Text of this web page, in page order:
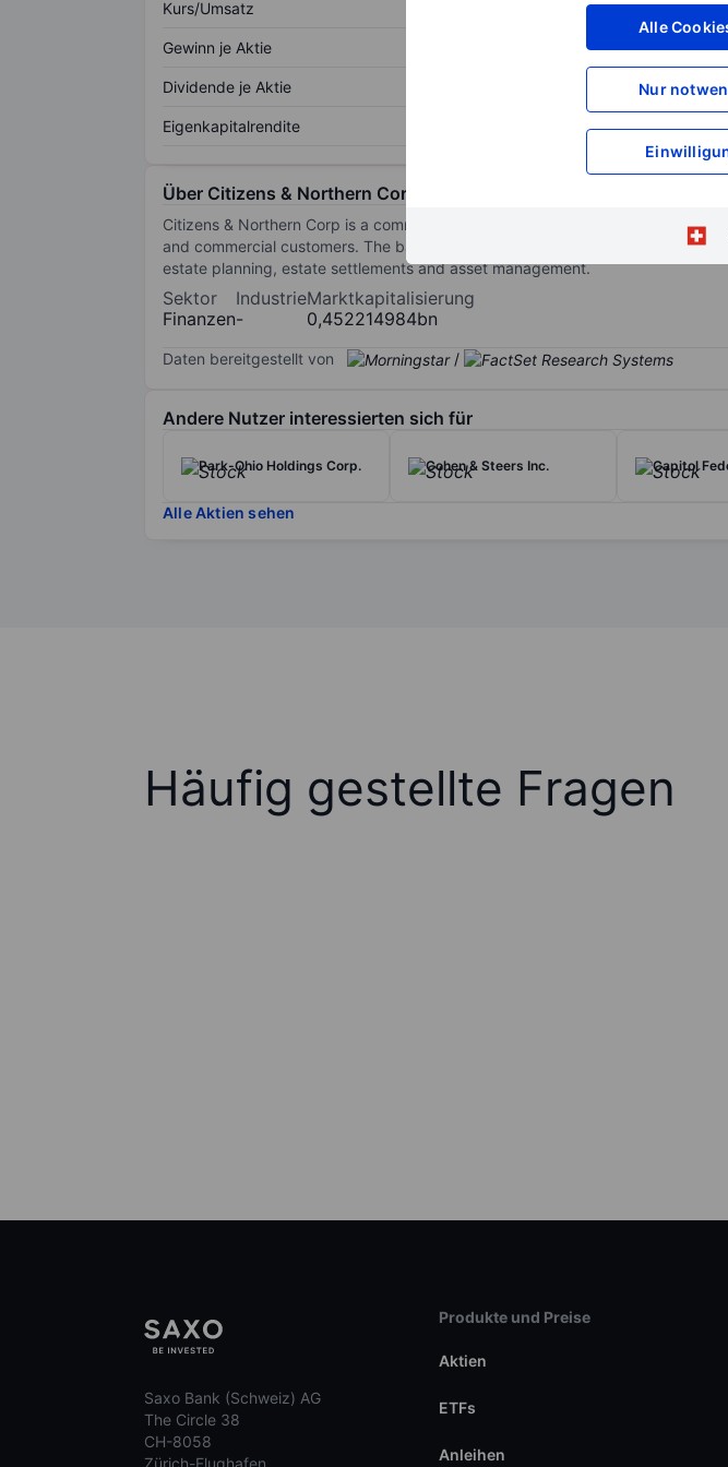
Alle
Nur
Kurs/Umsatz
Gewinn je Aktie
Dividende je Aktie
Eigenkapitalrendite
Über Citizens & Northern Corp
Citizens & Northern Corp is a community bank operating through its
and commercial customers. The bank also maintains a trust division that
estate planning, estate settlements and asset management.
Sektor
Finanzen
Industrie
-
Marktkapitalisierung
0,452214984bn
Daten bereitgestellt von /
Andere Nutzer interessierten sich für
Park-Ohio Holdings Corp. Cohen & Steers Inc. Capitol
Alle Aktien sehen
Häufig gestellte Fragen
Saxo Bank (Schweiz) AG
The Circle 38
CH-8058
Produkte und Preise
Aktien
ETFs
Anleihen